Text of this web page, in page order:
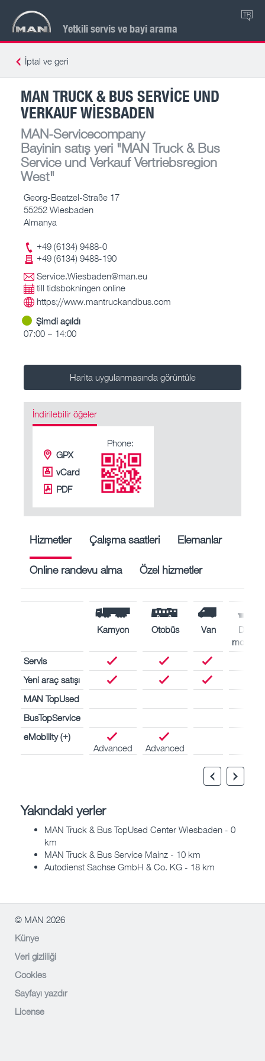
Yetkili servis ve bayi arama
TR
İptal ve geri
MAN TRUCK & BUS SERVICE UND
VERKAUF WIESBADEN
MAN-Servicecompany
Bayinin satış yeri "MAN Truck & Bus
Service und Verkauf Vertriebsregion
West"
Georg-Beatzel-Straße 17
55252 Wiesbaden
Almanya
+49 (6134) 9488-0
+49 (6134) 9488-190
Service.Wiesbaden@man.eu
till tidsbokningen online
https://www.mantruckandbus.com
Şimdi açıldı
07:00 – 14:00
Harita uygulanmasında görüntüle
İndirilebilir öğeler
GPX
vCard
PDF
Phone:
Hizmetler Çalışma saatleri Elemanlar
Online randevu alma Özel hizmetler
Kamyon Otobüs Van
Deniz
motorları
Servis
Yeni araç satışı
MAN TopUsed
BusTopService
eMobility (+)
Advanced
Advanced
Yakındaki yerler
MAN Truck & Bus TopUsed Center Wiesbaden - 0
km
MAN Truck & Bus Service Mainz - 10 km
Autodienst Sachse GmbH & Co. KG - 18 km
© MAN 2026
Künye
Veri gizliliği
Cookies
Sayfayı yazdır
License